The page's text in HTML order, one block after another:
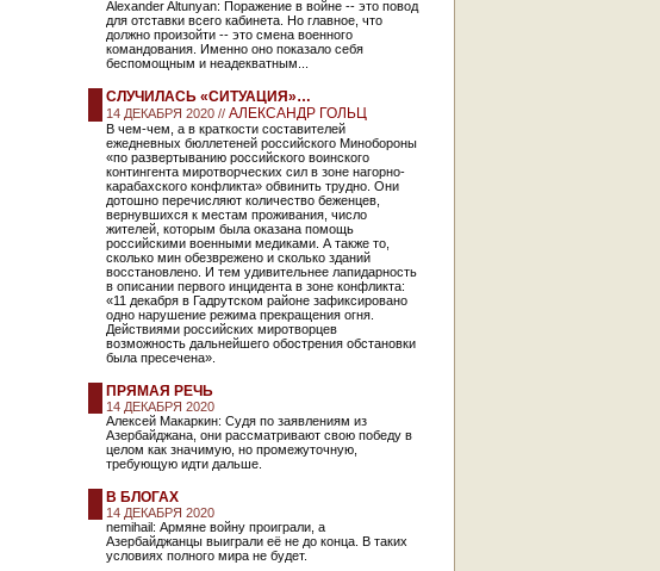
Alexander Altunyan: Поражение в войне -- это повод
для отставки всего кабинета. Но главное, что
должно произойти -- это смена военного
командования. Именно оно показало себя
беспомощным и неадекватным...
СЛУЧИЛАСЬ «СИТУАЦИЯ»…
14 ДЕКАБРЯ 2020 // АЛЕКСАНДР ГОЛЬЦ
В чем-чем, а в краткости составителей
ежедневных бюллетеней российского Минобороны
«по развертыванию российского воинского
контингента миротворческих сил в зоне нагорно-
карабахского конфликта» обвинить трудно. Они
дотошно перечисляют количество беженцев,
вернувшихся к местам проживания, число
жителей, которым была оказана помощь
российскими военными медиками. А также то,
сколько мин обезврежено и сколько зданий
восстановлено. И тем удивительнее лапидарность
в описании первого инцидента в зоне конфликта:
«11 декабря в Гадрутском районе зафиксировано
одно нарушение режима прекращения огня.
Действиями российских миротворцев
возможность дальнейшего обострения обстановки
была пресечена».
ПРЯМАЯ РЕЧЬ
14 ДЕКАБРЯ 2020
Алексей Макаркин: Судя по заявлениям из
Азербайджана, они рассматривают свою победу в
целом как значимую, но промежуточную,
требующую идти дальше.
В БЛОГАХ
14 ДЕКАБРЯ 2020
nemihail: Армяне войну проиграли, а
Азербайджанцы выиграли её не до конца. В таких
условиях полного мира не будет.